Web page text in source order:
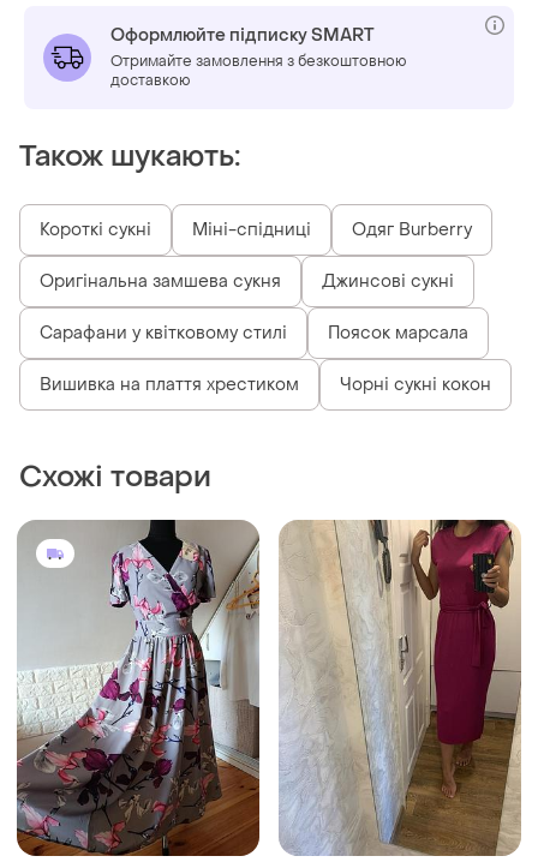
Оформлюйте підписку SMART
Отримайте замовлення з безкоштовною
доставкою
Також шукають:
Короткі сукні Міні-спідниці Одяг Burberry
Оригінальна замшева сукня Джинсові сукні
Сарафани у квітковому стилі Поясок марсала
Вишивка на плаття хрестиком Чорні сукні кокон
Схожі товари